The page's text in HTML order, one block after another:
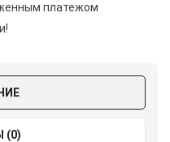
платежом
(0)